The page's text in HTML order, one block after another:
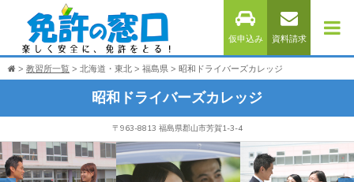
仮申込み 資料請求
教習所一覧 北海道・東北 福島県 昭和ドライバーズカレッジ
昭和ドライバーズカレッジ
〒963-8813 福島県郡山市芳賀1-3-4